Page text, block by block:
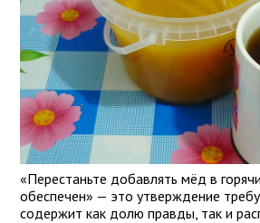
«Перестаньте добавлять мёд в
обеспечен» — это утверждение
содержит как долю правды, так и